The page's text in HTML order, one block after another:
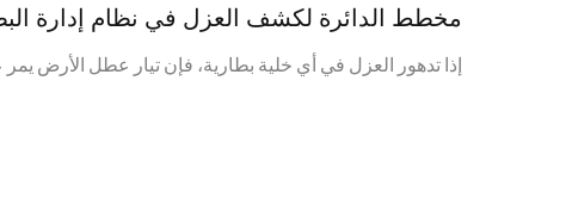
مخطط الدائرة لكشف العزل في نظام إدارة
إذا تدهور العزل في أي خلية بطارية، فإن تيار عطل الأرض يمر